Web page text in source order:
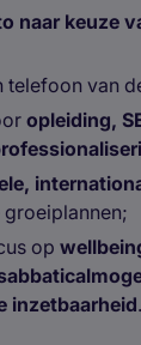
naar keuze
telefoon van
opleiding,
op
inzetbaarheid.